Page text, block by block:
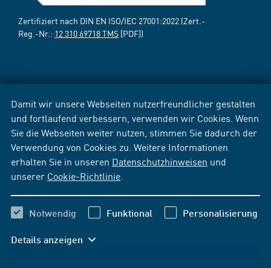
Damit wir unsere Webseiten nutzerfreundlicher gestalten
und fortlaufend verbessern, verwenden wir Cookies. Wenn
Sie die Webseiten weiter nutzen, stimmen Sie dadurch der
Verwendung von Cookies zu. Weitere Informationen
erhalten Sie in unseren Datenschutzhinweisen und
unserer Cookie-Richtlinie
Notwendig Funktional Personalisierung
Details anzeigen
Zertifiziert nach DIN EN ISO/IEC 27001:2022 (Zert.-
Reg.-Nr.: 12 310 69718 TMS [PDF])